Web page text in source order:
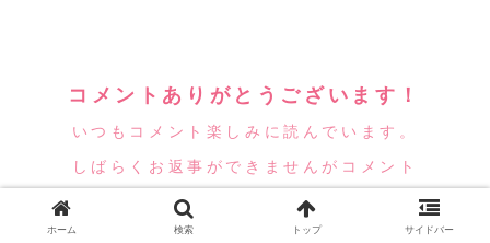
コメントありがとうございます！
いつもコメント楽しみに読んでいます。
しばらくお返事ができませんがコメント
頂けたら嬉しいです！
ホーム 検索 トップ サイドバー